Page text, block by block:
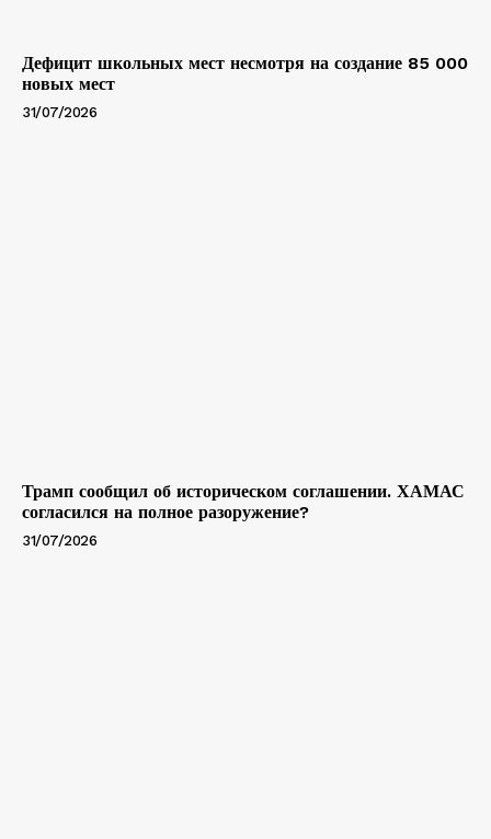
Дефицит школьных мест несмотря на создание 85 000
новых мест
31/07/2026
Трамп сообщил об историческом соглашении. ХАМАС
согласился на полное разоружение?
31/07/2026